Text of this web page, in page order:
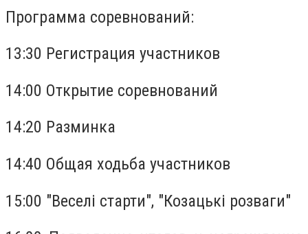
Программа соревнований:
13:30 Регистрация участников
14:00 Открытие соревнований
14:20 Разминка
14:40 Общая ходьба участников
15:00 "Веселi старти", "Козацькi розваги"